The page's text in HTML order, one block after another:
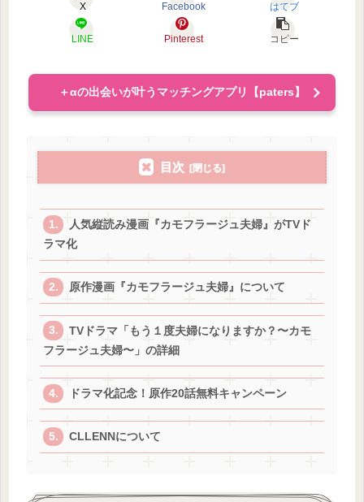
X Facebook はてブ
LINE Pinterest コピー
＋αの出会いが叶うマッチングアプリ【paters】
目次
人気縦読み漫画『カモフラージュ夫婦』がTVド
ラマ化
原作漫画『カモフラージュ夫婦』について
TVドラマ「もう１度夫婦になりますか？〜カモ
フラージュ夫婦〜」の詳細
ドラマ化記念！原作20話無料キャンペーン
CLLENNについて